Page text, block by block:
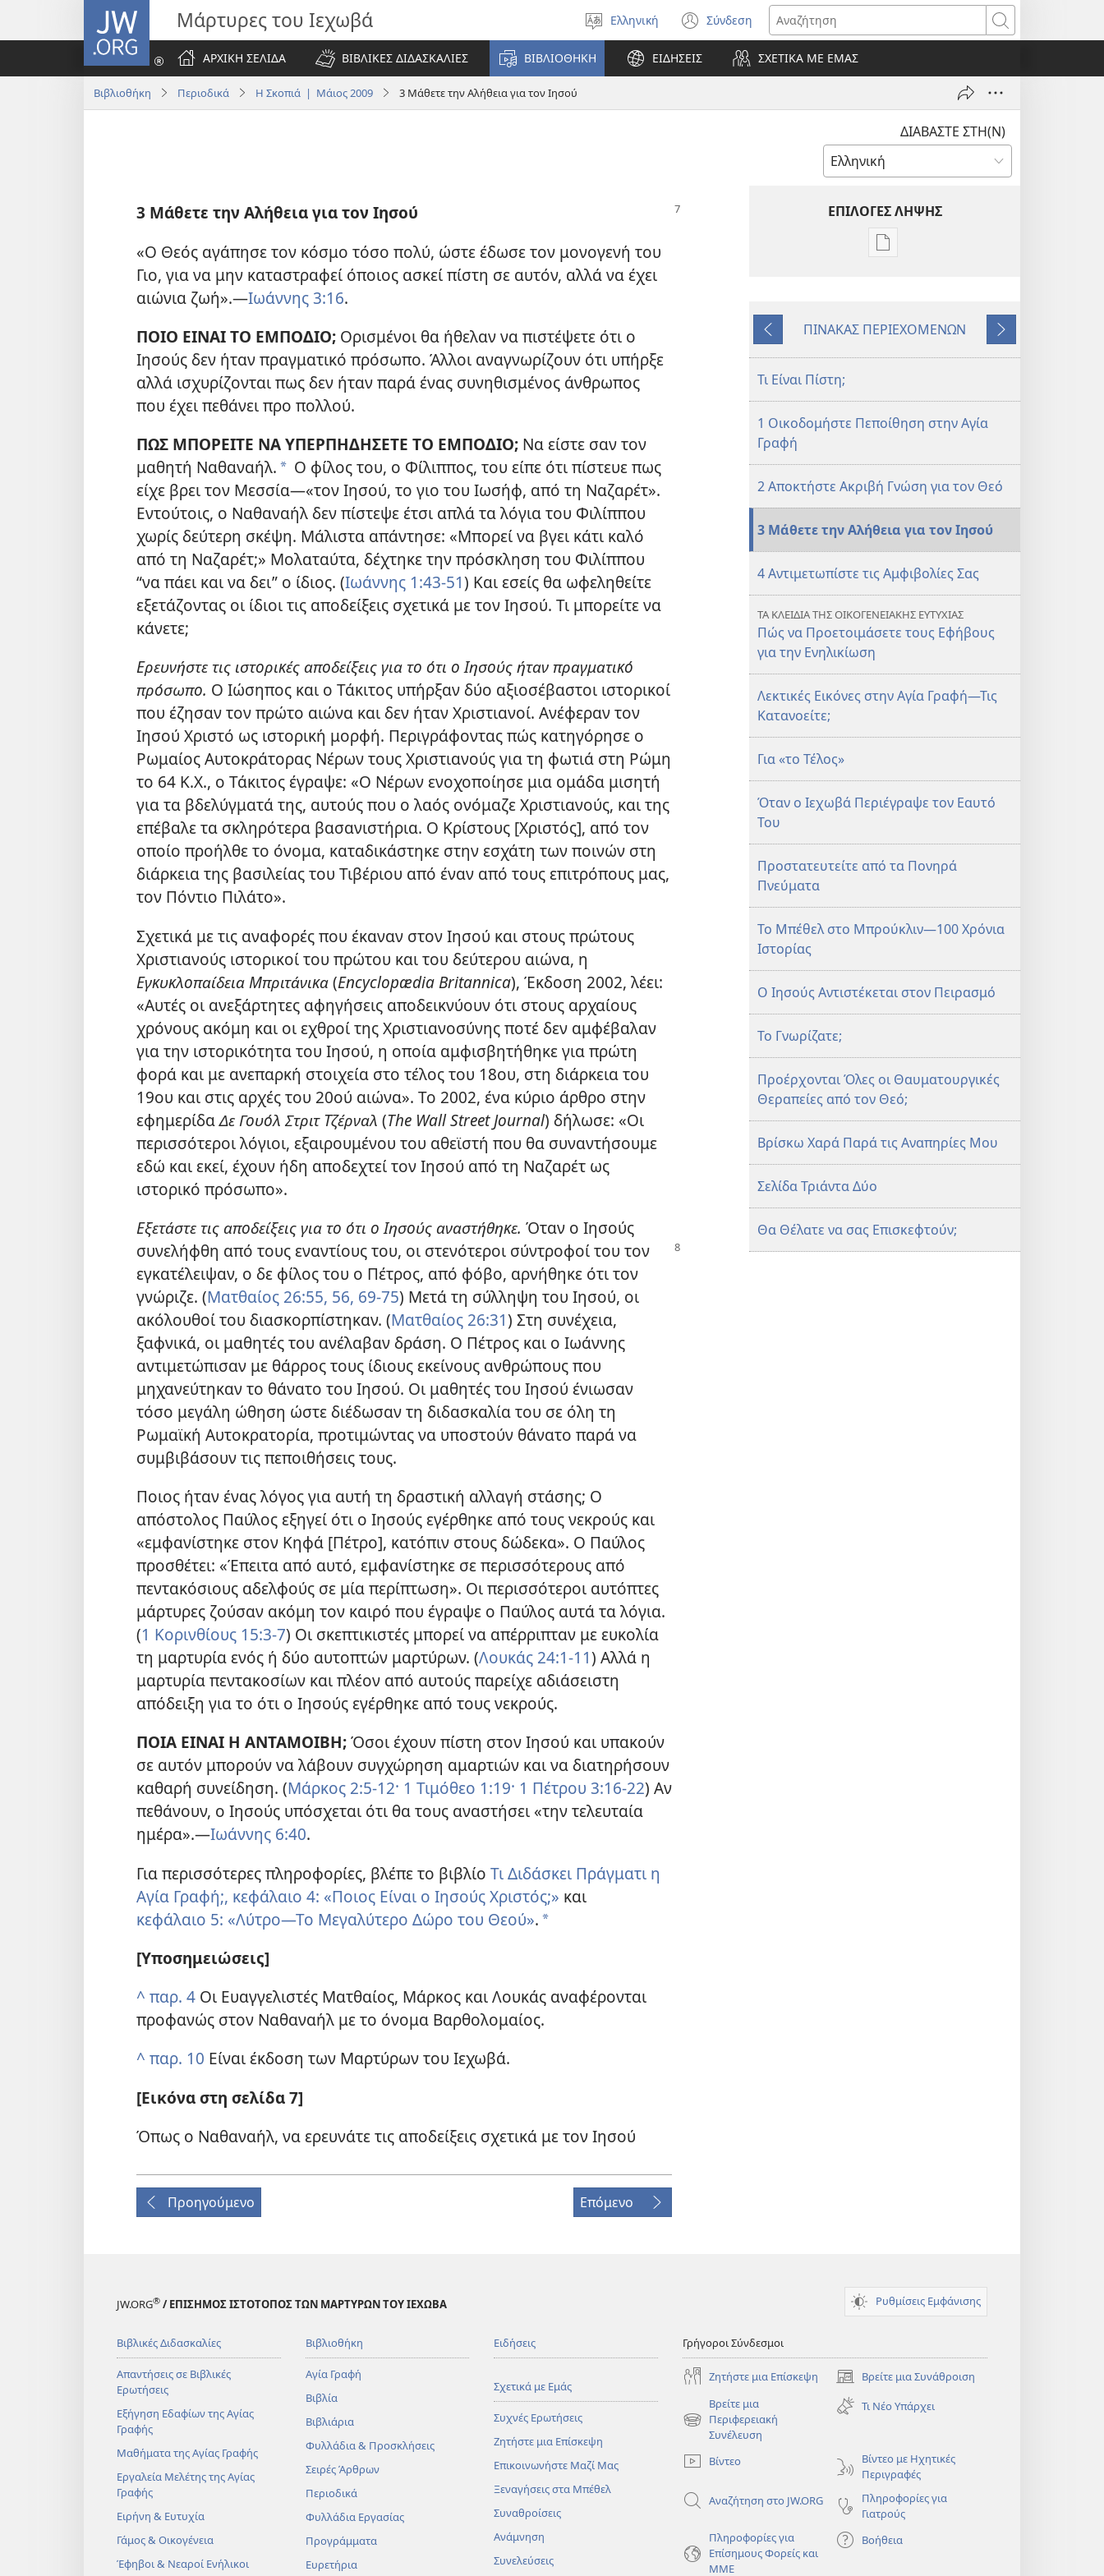
JW.ORG Μάρτυρες του Ιεχωβά
Επιλέξτε
γλώσσα
Ελληνική Σύνδεση
(ανοίγει
νέο
παράθυρο)
Αναζήτηση
ΑΡΧΙΚΗ ΣΕΛΙΔΑ
ΒΙΒΛΙΚΕΣ ΔΙΔΑΣΚΑΛΙΕΣ ΒΙΒΛΙΟΘΗΚΗ ΕΙΔΗΣΕΙΣ ΣΧΕΤΙΚΑ ΜΕ ΕΜΑΣ
Βιβλιοθήκη Περιοδικά Η Σκοπιά | Μάιος 2009 3 Μάθετε την Αλήθεια για τον Ιησού
ΔΙΑΒΑΣΤΕ ΣΤΗ(Ν)
3 Μάθετε την Αλήθεια για τον Ιησού
«Ο Θεός αγάπησε τον κόσμο τόσο πολύ, ώστε έδωσε τον μονογενή του
Γιο, για να μην καταστραφεί όποιος ασκεί πίστη σε αυτόν, αλλά να έχει
αιώνια ζωή».​—Ιωάννης 3:16.
ΠΟΙΟ ΕΙΝΑΙ ΤΟ ΕΜΠΟΔΙΟ; Ορισμένοι θα ήθελαν να πιστέψετε ότι ο
Ιησούς δεν ήταν πραγματικό πρόσωπο. Άλλοι αναγνωρίζουν ότι υπήρξε
αλλά ισχυρίζονται πως δεν ήταν παρά ένας συνηθισμένος άνθρωπος
που έχει πεθάνει προ πολλού.
ΠΩΣ ΜΠΟΡΕΙΤΕ ΝΑ ΥΠΕΡΠΗΔΗΣΕΤΕ ΤΟ ΕΜΠΟΔΙΟ; Να είστε σαν τον
μαθητή Ναθαναήλ. * Ο φίλος του, ο Φίλιππος, του είπε ότι πίστευε πως
είχε βρει τον Μεσσία​—«τον Ιησού, το γιο του Ιωσήφ, από τη Ναζαρέτ».
Εντούτοις, ο Ναθαναήλ δεν πίστεψε έτσι απλά τα λόγια του Φιλίππου
χωρίς δεύτερη σκέψη. Μάλιστα απάντησε: «Μπορεί να βγει κάτι καλό
από τη Ναζαρέτ;» Μολαταύτα, δέχτηκε την πρόσκληση του Φιλίππου
“να πάει και να δει” ο ίδιος. (Ιωάννης 1:43-51) Και εσείς θα ωφεληθείτε
εξετάζοντας οι ίδιοι τις αποδείξεις σχετικά με τον Ιησού. Τι μπορείτε να
κάνετε;
Ερευνήστε τις ιστορικές αποδείξεις για το ότι ο Ιησούς ήταν πραγματικό
πρόσωπο. Ο Ιώσηπος και ο Τάκιτος υπήρξαν δύο αξιοσέβαστοι ιστορικοί
που έζησαν τον πρώτο αιώνα και δεν ήταν Χριστιανοί. Ανέφεραν τον
Ιησού Χριστό ως ιστορική μορφή. Περιγράφοντας πώς κατηγόρησε ο
Ρωμαίος Αυτοκράτορας Νέρων τους Χριστιανούς για τη φωτιά στη Ρώμη
το 64 Κ.Χ., ο Τάκιτος έγραψε: «Ο Νέρων ενοχοποίησε μια ομάδα μισητή
για τα βδελύγματά της, αυτούς που ο λαός ονόμαζε Χριστιανούς, και της
επέβαλε τα σκληρότερα βασανιστήρια. Ο Κρίστους [Χριστός], από τον
οποίο προήλθε το όνομα, καταδικάστηκε στην εσχάτη των ποινών στη
διάρκεια της βασιλείας του Τιβέριου από έναν από τους επιτρόπους μας,
τον Πόντιο Πιλάτο».
Σχετικά με τις αναφορές που έκαναν στον Ιησού και στους πρώτους
Χριστιανούς ιστορικοί του πρώτου και του δεύτερου αιώνα, η
Εγκυκλοπαίδεια Μπριτάνικα(Encyclopædia Britannica), Έκδοση 2002, λέει:
«Αυτές οι ανεξάρτητες αφηγήσεις αποδεικνύουν ότι στους αρχαίους
χρόνους ακόμη και οι εχθροί της Χριστιανοσύνης ποτέ δεν αμφέβαλαν
για την ιστορικότητα του Ιησού, η οποία αμφισβητήθηκε για πρώτη
φορά και με ανεπαρκή στοιχεία στο τέλος του 18ου, στη διάρκεια του
19ου και στις αρχές του 20ού αιώνα». Το 2002, ένα κύριο άρθρο στην
εφημερίδαΔε Γουόλ Στριτ Τζέρναλ (The Wall Street Journal) δήλωσε: «Οι
περισσότεροι λόγιοι, εξαιρουμένου του αθεϊστή που θα συναντήσουμε
εδώ και εκεί, έχουν ήδη αποδεχτεί τον Ιησού από τη Ναζαρέτ ως
ιστορικό πρόσωπο».
Εξετάστε τις αποδείξεις για το ότι ο Ιησούς αναστήθηκε. Όταν ο Ιησούς
συνελήφθη από τους εναντίους του, οι στενότεροι σύντροφοί του τον
εγκατέλειψαν, ο δε φίλος του ο Πέτρος, από φόβο, αρνήθηκε ότι τον
γνώριζε. (Ματθαίος 26:55, 56, 69-75) Μετά τη σύλληψη του Ιησού, οι
ακόλουθοί του διασκορπίστηκαν. (Ματθαίος 26:31) Στη συνέχεια,
ξαφνικά, οι μαθητές του ανέλαβαν δράση. Ο Πέτρος και ο Ιωάννης
αντιμετώπισαν με θάρρος τους ίδιους εκείνους ανθρώπους που
μηχανεύτηκαν το θάνατο του Ιησού. Οι μαθητές του Ιησού ένιωσαν
τόσο μεγάλη ώθηση ώστε διέδωσαν τη διδασκαλία του σε όλη τη
Ρωμαϊκή Αυτοκρατορία, προτιμώντας να υποστούν θάνατο παρά να
συμβιβάσουν τις πεποιθήσεις τους.
Ποιος ήταν ένας λόγος για αυτή τη δραστική αλλαγή στάσης; Ο
απόστολος Παύλος εξηγεί ότι ο Ιησούς εγέρθηκε από τους νεκρούς και
«εμφανίστηκε στον Κηφά [Πέτρο], κατόπιν στους δώδεκα». Ο Παύλος
προσθέτει: «Έπειτα από αυτό, εμφανίστηκε σε περισσότερους από
πεντακόσιους αδελφούς σε μία περίπτωση». Οι περισσότεροι αυτόπτες
μάρτυρες ζούσαν ακόμη τον καιρό που έγραψε ο Παύλος αυτά τα λόγια.
(1 Κορινθίους 15:3-7) Οι σκεπτικιστές μπορεί να απέρριπταν με ευκολία
τη μαρτυρία ενός ή δύο αυτοπτών μαρτύρων. (Λουκάς 24:1-11) Αλλά η
μαρτυρία πεντακοσίων και πλέον από αυτούς παρείχε αδιάσειστη
απόδειξη για το ότι ο Ιησούς εγέρθηκε από τους νεκρούς.
ΠΟΙΑ ΕΙΝΑΙ Η ΑΝΤΑΜΟΙΒΗ;Όσοι έχουν πίστη στον Ιησού και υπακούν
σε αυτόν μπορούν να λάβουν συγχώρηση αμαρτιών και να διατηρήσουν
καθαρή συνείδηση. (Μάρκος 2:5-12· 1 Τιμόθεο 1:19· 1 Πέτρου 3:16-22) Αν
πεθάνουν, ο Ιησούς υπόσχεται ότι θα τους αναστήσει «την τελευταία
ημέρα».​—Ιωάννης 6:40.
Για περισσότερες πληροφορίες, βλέπε το βιβλίο Τι Διδάσκει Πράγματι η
Αγία Γραφή;, κεφάλαιο 4: «Ποιος Είναι ο Ιησούς Χριστός;» και
κεφάλαιο 5: «Λύτρο​—Το Μεγαλύτερο Δώρο του Θεού». *
[Υποσημειώσεις]
^ παρ. 4 Οι Ευαγγελιστές Ματθαίος, Μάρκος και Λουκάς αναφέρονται
προφανώς στον Ναθαναήλ με το όνομα Βαρθολομαίος.
^ παρ. 10 Είναι έκδοση των Μαρτύρων του Ιεχωβά.
[Εικόνα στη σελίδα 7]
Όπως ο Ναθαναήλ, να ερευνάτε τις αποδείξεις σχετικά με τον Ιησού
Προηγούμενο Επόμενο
ΕΠΙΛΟΓΕΣ ΛΗΨΗΣ
Επιλογές
ΣΚΟΠΙΑ
Προηγούμενο
ΠΙΝΑΚΑΣ ΠΕΡΙΕΧΟΜΕΝΩΝ
Επόμενο
Τι Είναι Πίστη;
1 Οικοδομήστε Πεποίθηση στην Αγία
Γραφή
2 Αποκτήστε Ακριβή Γνώση για τον Θεό
3 Μάθετε την Αλήθεια για τον Ιησού
4 Αντιμετωπίστε τις Αμφιβολίες Σας
ΤΑ ΚΛΕΙΔΙΑ ΤΗΣ ΟΙΚΟΓΕΝΕΙΑΚΗΣ ΕΥΤΥΧΙΑΣ
Πώς να Προετοιμάσετε τους Εφήβους
για την Ενηλικίωση
Λεκτικές Εικόνες στην Αγία Γραφή—Τις
Κατανοείτε;
Για «το Τέλος»
Όταν ο Ιεχωβά Περιέγραψε τον Εαυτό
Του
Προστατευτείτε από τα Πονηρά
Πνεύματα
Το Μπέθελ στο Μπρούκλιν—100 Χρόνια
Ιστορίας
Ο Ιησούς Αντιστέκεται στον Πειρασμό
Το Γνωρίζατε;
Προέρχονται Όλες οι Θαυματουργικές
Θεραπείες από τον Θεό;
Βρίσκω Χαρά Παρά τις Αναπηρίες Μου
Σελίδα Τριάντα Δύο
Θα Θέλατε να σας Επισκεφτούν;
JW.ORG® / ΕΠΙΣΗΜΟΣ ΙΣΤΟΤΟΠΟΣ ΤΩΝ ΜΑΡΤΥΡΩΝ ΤΟΥ ΙΕΧΩΒΑ Ρυθμίσεις Εμφάνισης
Βιβλικές Διδασκαλίες
Απαντήσεις σε Βιβλικές
Ερωτήσεις
Εξήγηση Εδαφίων της Αγίας
Γραφής
Μαθήματα της Αγίας Γραφής
Εργαλεία Μελέτης της Αγίας
Γραφής
Ειρήνη & Ευτυχία
Γάμος & Οικογένεια
Έφηβοι & Νεαροί Ενήλικοι
Βιβλιοθήκη
Αγία Γραφή
Βιβλία
Βιβλιάρια
Φυλλάδια & Προσκλήσεις
Σειρές Άρθρων
Περιοδικά
Φυλλάδια Εργασίας
Προγράμματα
Ευρετήρια
Ειδήσεις
Σχετικά με Εμάς
Συχνές Ερωτήσεις
Ζητήστε μια Επίσκεψη
Επικοινωνήστε Μαζί Μας
Ξεναγήσεις στα Μπέθελ
Συναθροίσεις
Ανάμνηση
Συνελεύσεις
Γρήγοροι Σύνδεσμοι
Ζητήστε μια Επίσκεψη Βρείτε μια Συνάθροιση
(ανοίγει
νέο
παράθυρο)
Βρείτε μια
Περιφερειακή
Συνέλευση
(ανοίγει
παράθυρο)
Τι Νέο Υπάρχει
Βίντεο
Βίντεο με Ηχητικές
Περιγραφές
Αναζήτηση στο JW.ORG
Πληροφορίες για
Γιατρούς
Πληροφορίες για
Επίσημους Φορείς και
ΜΜΕ
Βοήθεια